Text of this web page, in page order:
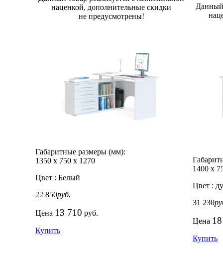
наценкой, дополнительные скидки
не предусмотрены!
Габаритные размеры (мм):
1350 х 750 х 1270
Цвет : Белый
22 850руб.
Цена 13 710 руб.
Купить
Данный
1400 х
Цвет :
31 230
Цена
Купить